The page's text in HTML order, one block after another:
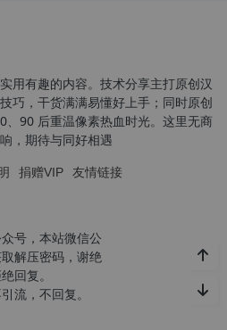
用有趣的内容。技术分享主打原创汉
巧，干货满满易懂好上手；同时原创
90 后重温像素热血时光。这里无商
，期待与同好相遇
捐赠VIP 友情链接
号，本站微信公
解压密码，谢绝
回复。
流，不回复。